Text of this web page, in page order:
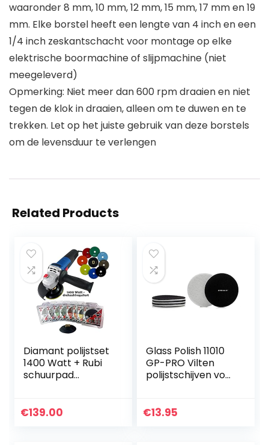
waaronder 8 mm, 10 mm, 12 mm, 15 mm, 17 mm en 19
mm. Elke borstel heeft een lengte van 4 inch en een
1/4 inch zeskantschacht voor montage op elke
elektrische boormachine of slijpmachine (niet
meegeleverd)
Opmerking: Niet meer dan 600 rpm draaien en niet
tegen de klok in draaien, alleen om te duwen en te
trekken. Let op het juiste gebruik van deze borstels
om de levensduur te verlengen
Related Products
Diamant polijstset
1400 Watt + Rubi
schuurpad
€139.00
Glass Polish 11010
GP-PRO Vilten
polijstschijven voor
metaal, marmer –
€13.95